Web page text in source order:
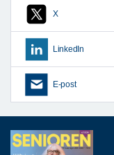
X
LinkedIn
E-post